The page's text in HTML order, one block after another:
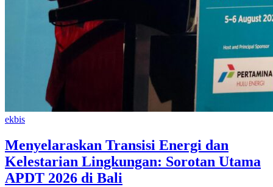
ekbis
Menyelaraskan Transisi Energi dan
Kelestarian Lingkungan: Sorotan Utama
APDT 2026 di Bali